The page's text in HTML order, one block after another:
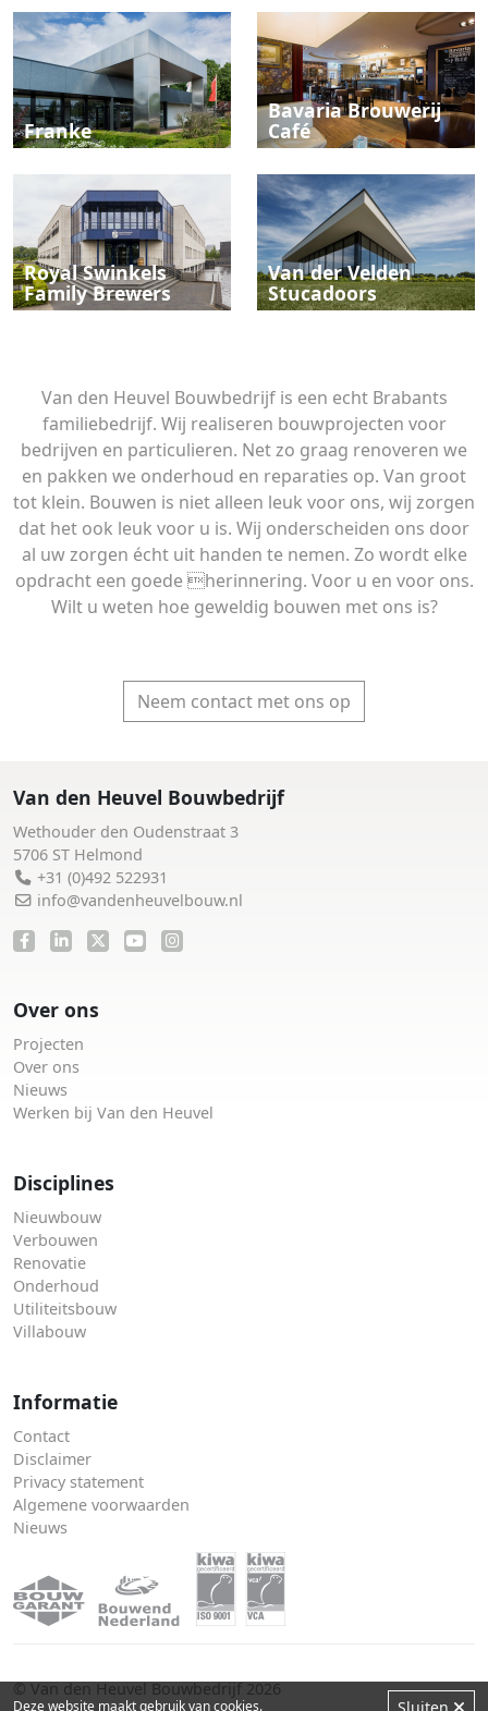
Franke
Bavaria Brouwerij
Café
Royal Swinkels
Family Brewers
Van der Velden
Stucadoors
Van den Heuvel Bouwbedrijf is een echt Brabants
familiebedrijf. Wij realiseren bouwprojecten voor
bedrijven en particulieren. Net zo graag renoveren we
en pakken we onderhoud en reparaties op. Van groot
tot klein. Bouwen is niet alleen leuk voor ons, wij zorgen
dat het ook leuk voor u is. Wij onderscheiden ons door
al uw zorgen écht uit handen te nemen. Zo wordt elke
opdracht een goede herinnering. Voor u en voor ons.
Wilt u weten hoe geweldig bouwen met ons is?
Neem contact met ons op
Van den Heuvel Bouwbedrijf
Wethouder den Oudenstraat 3
5706 ST Helmond
+31 (0)492 522931
info@vandenheuvelbouw.nl
Over ons
Projecten
Over ons
Nieuws
Werken bij Van den Heuvel
Disciplines
Nieuwbouw
Verbouwen
Renovatie
Onderhoud
Utiliteitsbouw
Villabouw
Informatie
Contact
Disclaimer
Privacy statement
Algemene voorwaarden
Nieuws
© Van den Heuvel Bouwbedrijf 2026
Deze website maakt gebruik vancookies.